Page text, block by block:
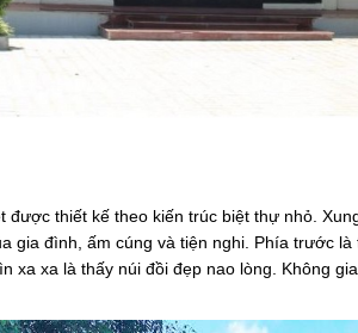
được thiết kế theo kiến trúc biệt thự nhỏ.
gia đình, ấm cúng và tiện nghi. Phía trước
xa xa là thấy núi đồi đẹp nao lòng. Không